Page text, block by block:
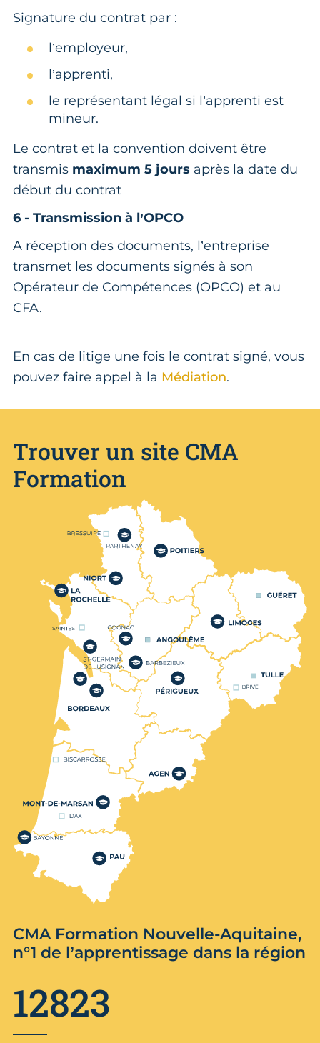
Signature du contrat par :
l’employeur,
l’apprenti,
le représentant légal si l’apprenti est
mineur.
Le contrat et la convention doivent être
transmis maximum 5 jours après la date du
début du contrat
6 - Transmission à l’OPCO
A réception des documents, l’entreprise
transmet les documents signés à son
Opérateur de Compétences (OPCO) et au
CFA.
En cas de litige une fois le contrat signé, vous
pouvez faire appel à la Médiation.
Trouver un site CMA
Formation
Nos centres de formation
CMA Formation Nouvelle-Aquitaine,
n°1 de l’apprentissage dans la région
12823